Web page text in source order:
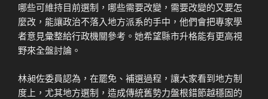
哪些可維持目前選制，哪些需要改變，需要改變的又要怎
麼改，能讓政治不落入地方派系的手中，他們會把專家學
者意見彙整給行政機關參考。她希望縣市升格能有更高視
野來全盤討論。
林昶佐委員認為，在罷免、補選過程，讓大家看到地方制
度上，尤其地方選制，造成傳統舊勢力盤根錯節越穩固的